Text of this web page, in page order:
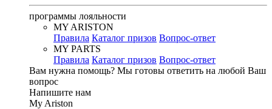
программы лояльности
MY ARISTON
Правила Каталог призов Вопрос-ответ
MY PARTS
Правила Каталог призов Вопрос-ответ
Вам нужна помощь? Мы готовы ответить на любой Ваш
вопрос
Напишите нам
My Ariston